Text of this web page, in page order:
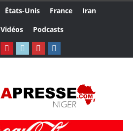
États-Unis France
Iran
Vidéos Podcasts